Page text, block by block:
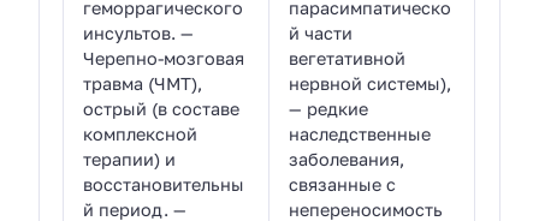
геморрагического
инсультов. —
Черепно-мозговая
травма (ЧМТ),
острый (в составе
комплексной
терапии) и
восстановительны
й период. —
парасимпатическо
й части
вегетативной
нервной системы),
— редкие
наследственные
заболевания,
связанные с
непереносимость